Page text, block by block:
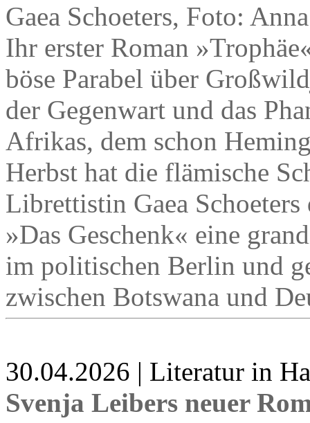
Gaea Schoeters, Foto:
Ihr erster Roman
böse Parabel über
der Gegenwart und das
Afrikas, dem schon
Herbst hat die flämische
Librettistin Gaea
»Das Geschenk« eine
im politischen Berlin und
zwischen Botswana und
30.04.2026 | Literatur in
Svenja Leibers neuer